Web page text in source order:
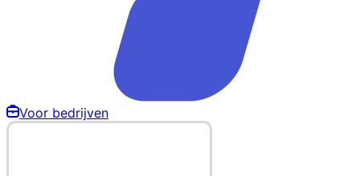
Voor bedrijven